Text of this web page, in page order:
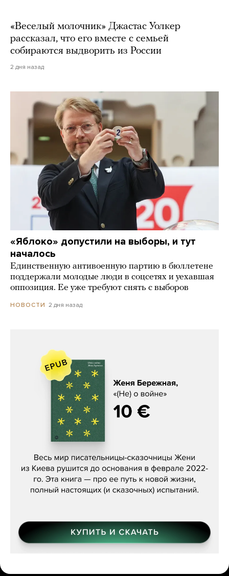
«Веселый молочник» Джастас Уолкер
рассказал, что его вместе с семьей
собираются выдворить из России
2 дня назад
«Яблоко» допустили на выборы, и тут
началось
Единственную антивоенную партию в бюллетене
поддержали молодые люди в соцсетях и уехавшая
оппозиция. Ее уже требуют снять с выборов
НОВОСТИ 2 дня назад
Женя Бережная, «(Не) о войне»